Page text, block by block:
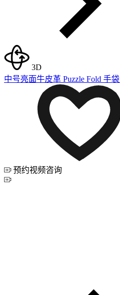
3D
中号亮面牛皮革 Puzzle Fold 手袋
预约视频咨询